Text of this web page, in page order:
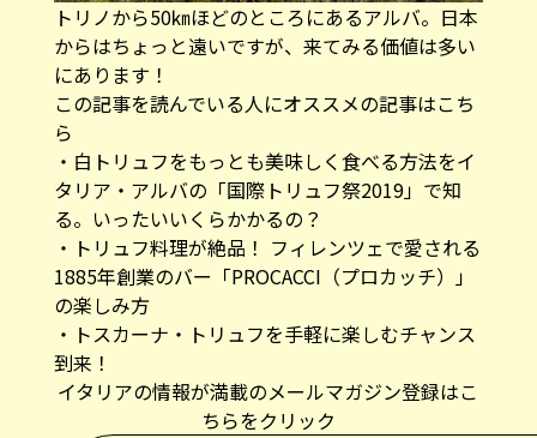
トリノから50㎞ほどのところにあるアルバ。日本
からはちょっと遠いですが、来てみる価値は多い
にあります！
この記事を読んでいる人にオススメの記事はこち
ら
・ 白トリュフをもっとも美味しく食べる方法をイ
タリア・アルバの「国際トリュフ祭2019」で知
る。いったいいくらかかるの？
・ トリュフ料理が絶品！ フィレンツェで愛される
1885年創業のバー「PROCACCI（プロカッチ）」
の楽しみ方
・ トスカーナ・トリュフを手軽に楽しむチャンス
到来！
イタリアの情報が満載のメールマガジン登録はこ
ちらをクリック